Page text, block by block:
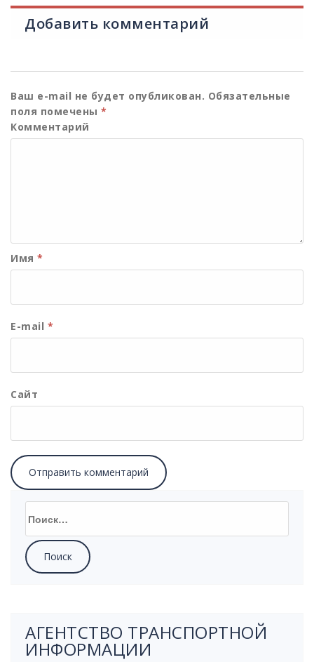
Добавить комментарий
Ваш e-mail не будет опубликован. Обязательные
поля помечены *
Комментарий
Имя *
E-mail *
Сайт
АГЕНТСТВО ТРАНСПОРТНОЙ
ИНФОРМАЦИИ